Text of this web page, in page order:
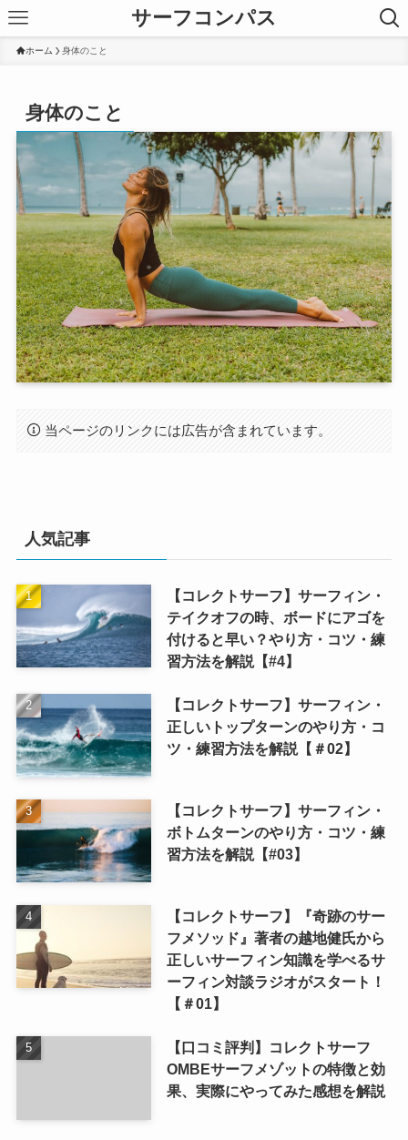
サーフコンパス
ホーム 身体のこと
身体のこと
当ページのリンクには広告が含まれています。
人気記事
【コレクトサーフ】サーフィン・
テイクオフの時、ボードにアゴを
付けると早い？やり方・コツ・練
習方法を解説【#4】
【コレクトサーフ】サーフィン・
正しいトップターンのやり方・コ
ツ・練習方法を解説【＃02】
【コレクトサーフ】サーフィン・
ボトムターンのやり方・コツ・練
習方法を解説【#03】
【コレクトサーフ】『奇跡のサー
フメソッド』著者の越地健氏から
正しいサーフィン知識を学べるサ
ーフィン対談ラジオがスタート！
【＃01】
【口コミ評判】コレクトサーフ
OMBEサーフメゾットの特徴と効
果、実際にやってみた感想を解説